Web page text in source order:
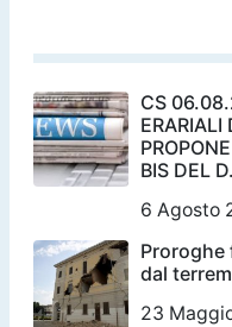
CS
ERARIALI
BIS DEL
6 Agosto
Proroghe
dal
23